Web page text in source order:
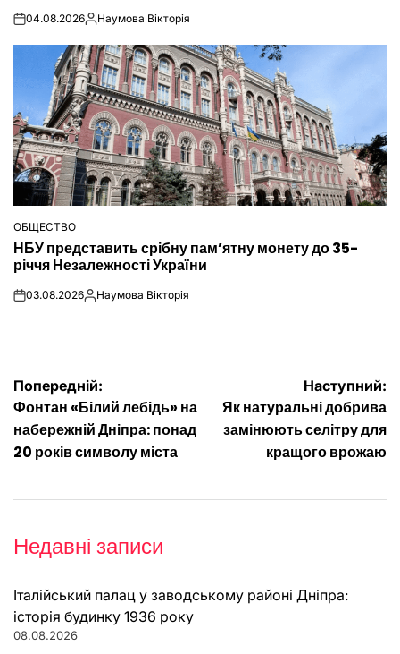
on04.08.2026Опубліковано
Наумова Вікторія
ОПУБЛІКУВАТИ
У
ОБЩЕСТВО
НБУ представить срібну пам’ятну монету до 35-
річчя Незалежності України
on03.08.2026Опубліковано
Наумова Вікторія
Навігація
записів
Попередній:
Фонтан «Білий лебідь» на
набережній Дніпра: понад
20 років символу міста
Наступний:
Як натуральні добрива
замінюють селітру для
кращого врожаю
Недавні записи
Італійський палац у заводському районі Дніпра:
історія будинку 1936 року
08.08.2026